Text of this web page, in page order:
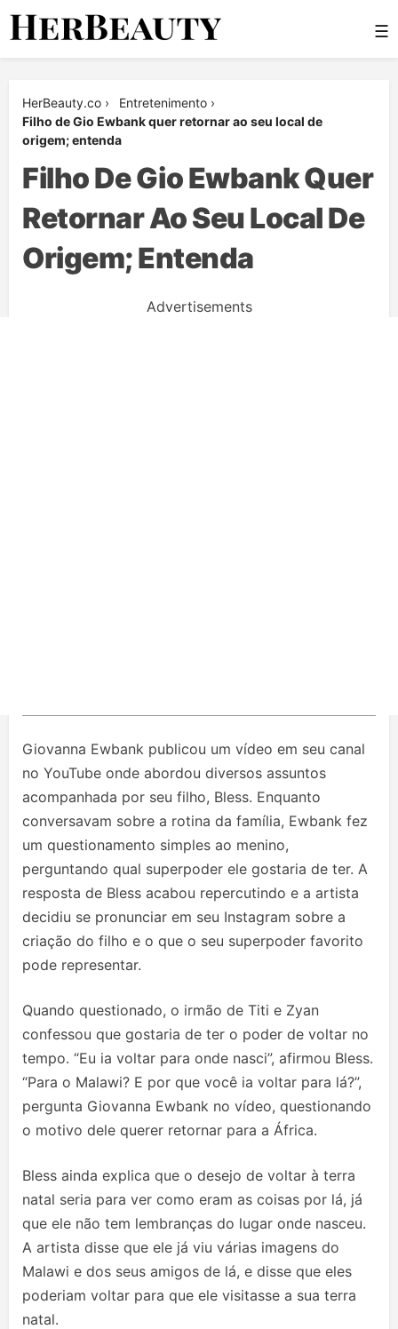
Skip
☰
HerBeauty.co › Entretenimento ›
Filho de Gio Ewbank quer retornar ao seu local de
origem; entenda
Filho De Gio Ewbank Quer
Retornar Ao Seu Local De
Origem; Entenda
Advertisements
Giovanna Ewbank publicou um vídeo em seu canal
no YouTube onde abordou diversos assuntos
acompanhada por seu filho, Bless. Enquanto
conversavam sobre a rotina da família, Ewbank fez
um questionamento simples ao menino,
perguntando qual superpoder ele gostaria de ter. A
resposta de Bless acabou repercutindo e a artista
decidiu se pronunciar em seu Instagram sobre a
criação do filho e o que o seu superpoder favorito
pode representar.
Quando questionado, o irmão de Titi e Zyan
confessou que gostaria de ter o poder de voltar no
tempo. “Eu ia voltar para onde nasci”, afirmou Bless.
“Para o Malawi? E por que você ia voltar para lá?”,
pergunta Giovanna Ewbank no vídeo, questionando
o motivo dele querer retornar para a África.
Bless ainda explica que o desejo de voltar à terra
natal seria para ver como eram as coisas por lá, já
que ele não tem lembranças do lugar onde nasceu.
A artista disse que ele já viu várias imagens do
Malawi e dos seus amigos de lá, e disse que eles
poderiam voltar para que ele visitasse a sua terra
natal.